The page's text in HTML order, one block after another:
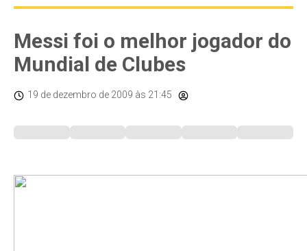
Messi foi o melhor jogador do
Mundial de Clubes
19 de dezembro de 2009 às 21:45